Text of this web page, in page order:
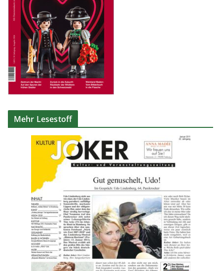
Mehr Lesestoff